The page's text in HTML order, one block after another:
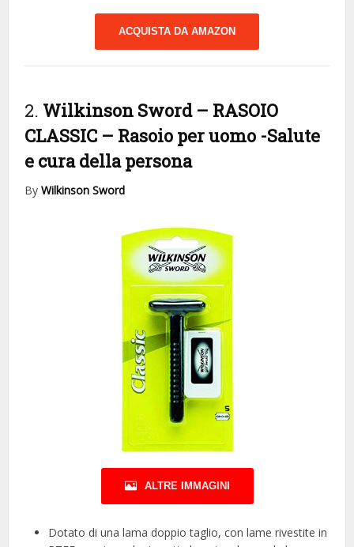
ACQUISTA DA AMAZON
2. Wilkinson Sword – RASOIO
CLASSIC – Rasoio per uomo -Salute
e cura della persona
ByWilkinson Sword
ALTRE IMMAGINI
Dotato di una lama doppio taglio, con lame rivestite in